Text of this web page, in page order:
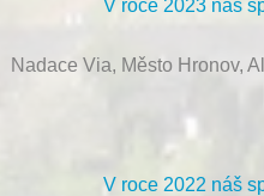
V roce 2023 náš
Nadace Via, Město Hronov,
V roce 2022 náš